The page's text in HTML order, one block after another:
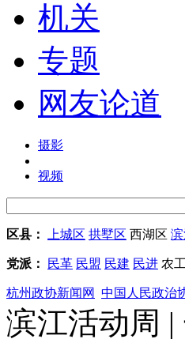
机关
专题
网友论道
摄影
视频
区县： 上城区 拱墅区 西湖区
党派： 民革 民盟 民建 民进 农
杭州政协新闻网 中国人民政治
滨江活动周